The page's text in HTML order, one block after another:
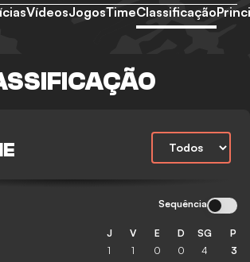
VídeosJogosTimeClassificação
Sequência
J V E D SG P
1 1 0 0 4 3